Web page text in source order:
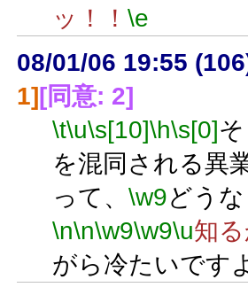
ッ！！ \e
08/01/06 19:55
1][同意: 2]
\t\u\s[10]\h\s[0]
を混同される異
って、 \w9どう
\n\n\w9\w9\u知
がら冷たいです